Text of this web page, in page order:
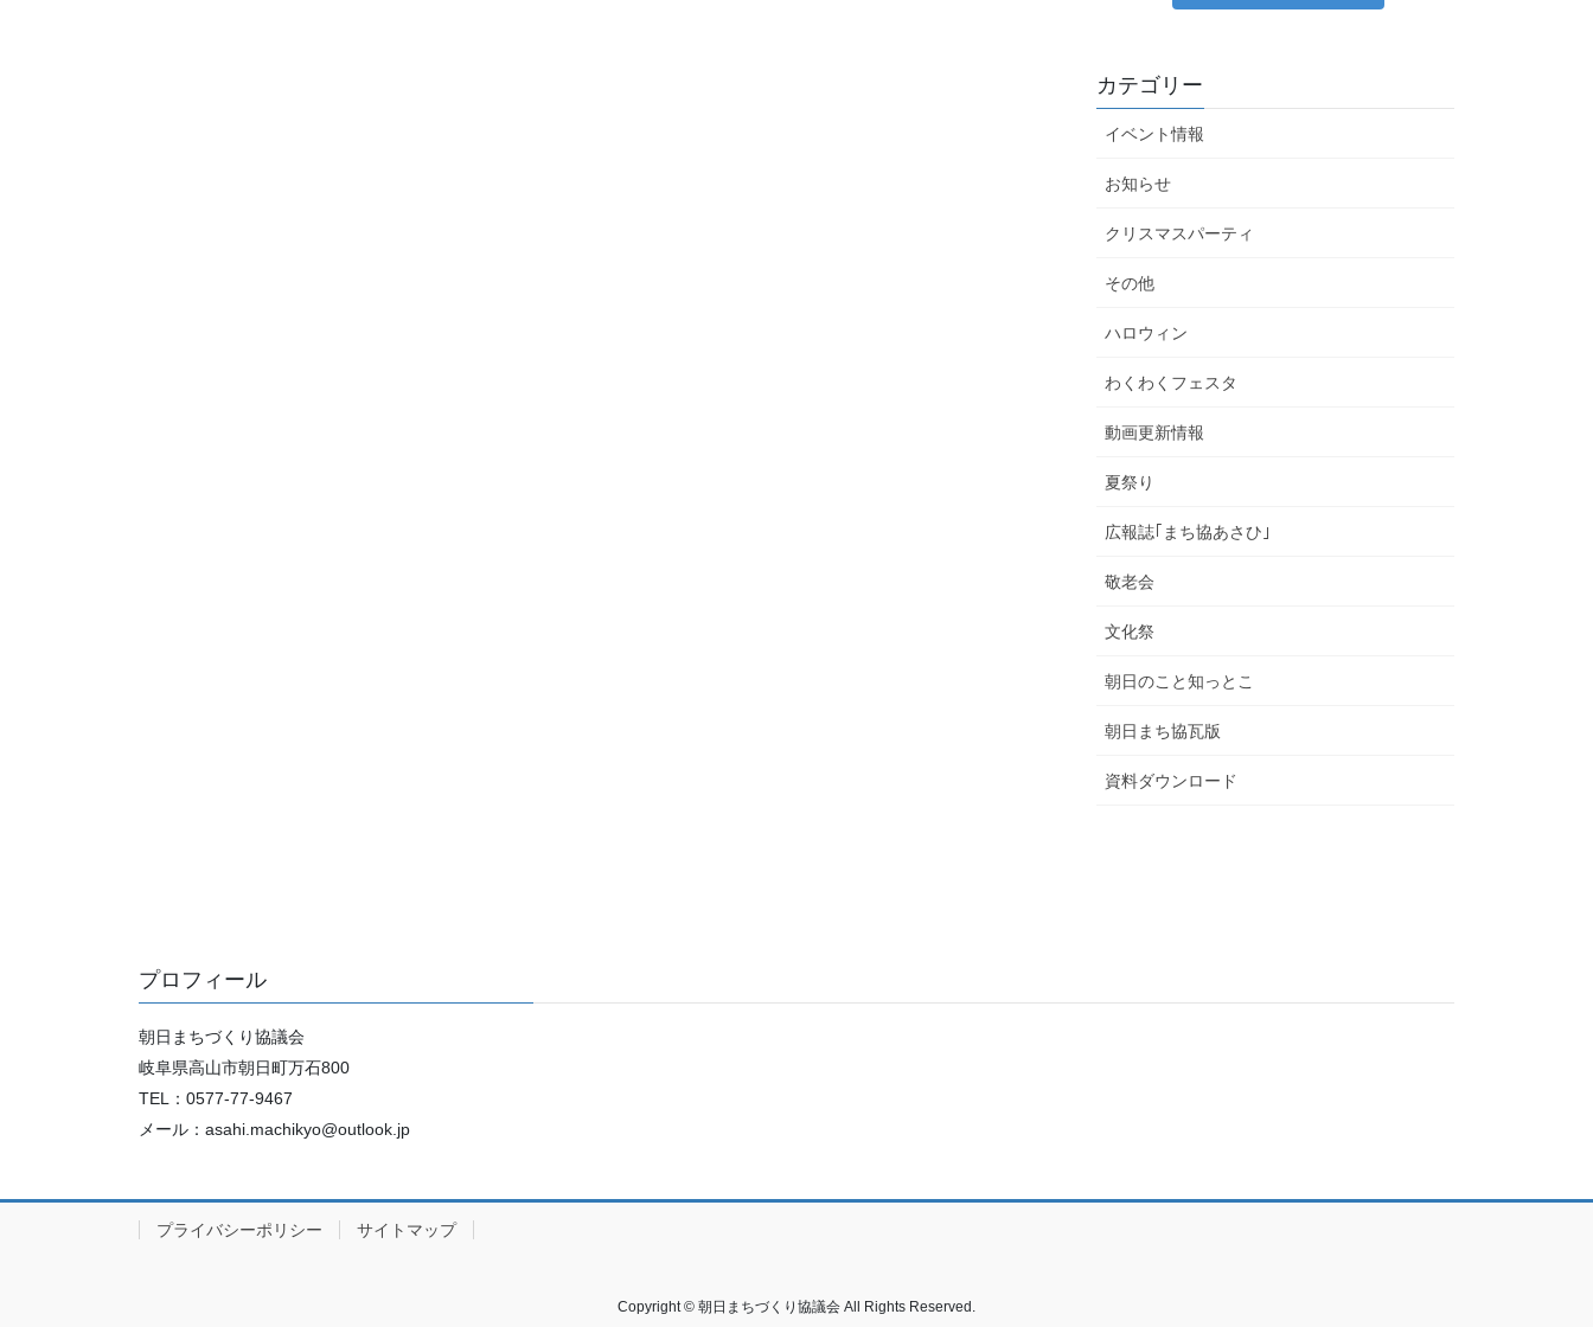
カテゴリー
イベント情報
お知らせ
クリスマスパーティ
その他
ハロウィン
わくわくフェスタ
動画更新情報
夏祭り
広報誌｢まち協あさひ｣
敬老会
文化祭
朝日のこと知っとこ
朝日まち協瓦版
資料ダウンロード
プロフィール
朝日まちづくり協議会
岐阜県高山市朝日町万石800
TEL：0577-77-9467
メール：asahi.machikyo@outlook.jp
プライバシーポリシー サイトマップ
Copyright © 朝日まちづくり協議会 All Rights Reserved.